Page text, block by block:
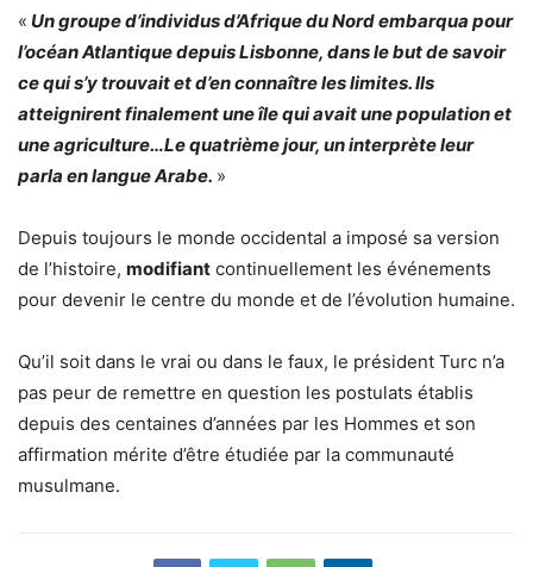
« Un groupe d’individus d’Afrique du Nord embarqua pour
l’océan Atlantique depuis Lisbonne, dans le but de savoir
ce qui s’y trouvait et d’en connaître les limites. Ils
atteignirent finalement une île qui avait une population et
une agriculture…Le quatrième jour, un interprète leur
parla en langue Arabe. »
Depuis toujours le monde occidental a imposé sa version
de l’histoire, modifiant continuellement les événements
pour devenir le centre du monde et de l’évolution humaine.
Qu’il soit dans le vrai ou dans le faux, le président Turc n’a
pas peur de remettre en question les postulats établis
depuis des centaines d’années par les Hommes et son
affirmation mérite d’être étudiée par la communauté
musulmane.